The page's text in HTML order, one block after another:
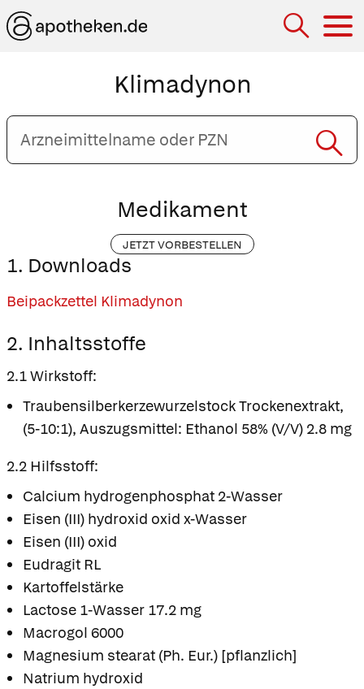
Klimadynon
Arzneimittelname
oder
PZN
Medikament
JETZT VORBESTELLEN
1. Downloads
Beipackzettel Klimadynon
2. Inhaltsstoffe
2.1 Wirkstoff:
Traubensilberkerzewurzelstock Trockenextrakt,
(5-10:1), Auszugsmittel: Ethanol 58% (V/V) 2.8 mg
2.2 Hilfsstoff:
Calcium hydrogenphosphat 2-Wasser
Eisen (III) hydroxid oxid x-Wasser
Eisen (III) oxid
Eudragit RL
Kartoffelstärke
Lactose 1-Wasser 17.2 mg
Macrogol 6000
Magnesium stearat (Ph. Eur.) [pflanzlich]
Natrium hydroxid